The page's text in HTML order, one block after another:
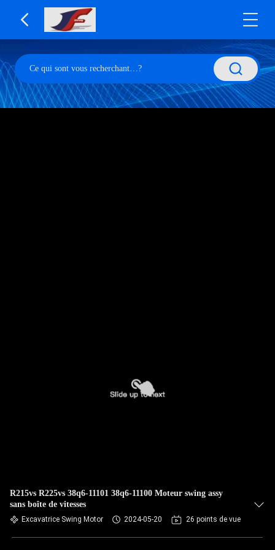
R215vs R225vs 38q6-11101 38q6-11100 Moteur swing assy
sans boîte de vitesses
Excavatrice Swing Motor 2024-05-20 26 points de vue